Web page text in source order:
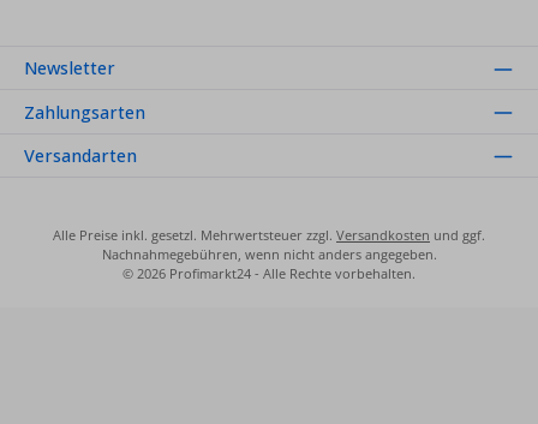
Newsletter
Zahlungsarten
Versandarten
Alle Preise inkl. gesetzl. Mehrwertsteuer zzgl. Versandkosten und ggf.
Nachnahmegebühren, wenn nicht anders angegeben.
© 2026 Profimarkt24 - Alle Rechte vorbehalten.